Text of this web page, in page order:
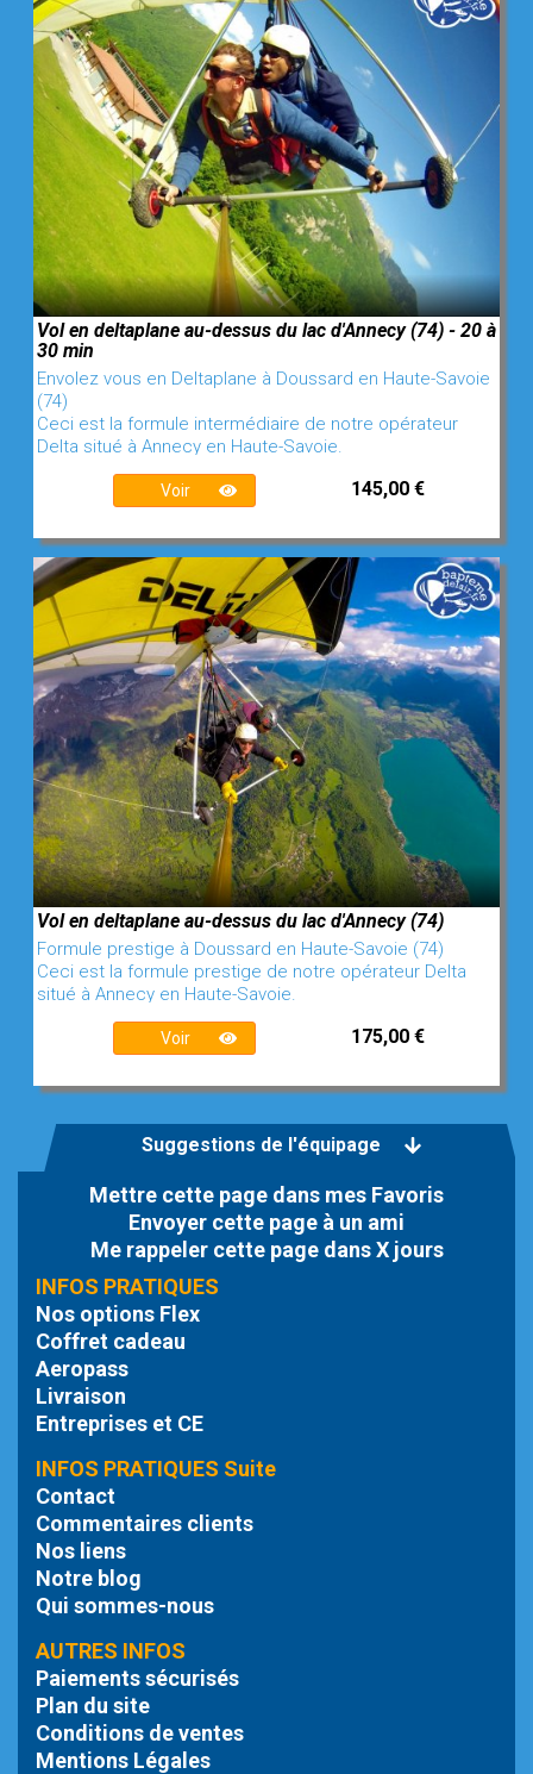
Vol en deltaplane au-dessus du lac d'Annecy (74) - 20 à
30 min
Envolez vous en Deltaplane à Doussard en Haute-Savoie
(74)
Ceci est la formule intermédiaire de notre opérateur
Delta situé à Annecy en Haute-Savoie.
Voir 145,00 €
Vol en deltaplane au-dessus du lac d'Annecy (74)
Formule prestige à Doussard en Haute-Savoie (74)
Ceci est la formule prestige de notre opérateur Delta
situé à Annecy en Haute-Savoie.
Voir 175,00 €
Suggestions de l'équipage
Mettre cette page dans mes Favoris
Envoyer cette page à un ami
Me rappeler cette page dans X jours
INFOS PRATIQUES
Nos options Flex
Coffret cadeau
Aeropass
Livraison
Entreprises et CE
INFOS PRATIQUES Suite
Contact
Commentaires clients
Nos liens
Notre blog
Qui sommes-nous
AUTRES INFOS
Paiements sécurisés
Plan du site
Conditions de ventes
Mentions Légales